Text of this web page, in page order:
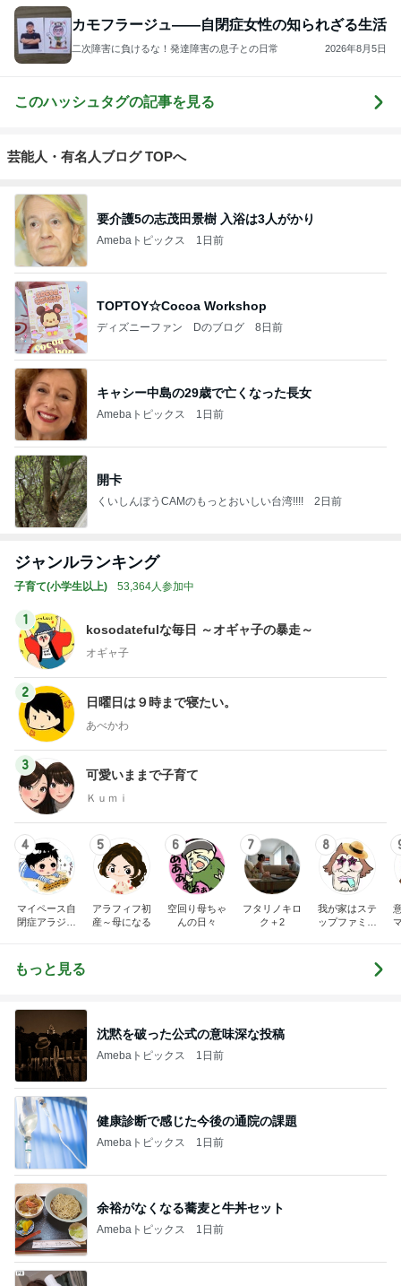
カモフラージュ――自閉症女性の知られざる生活
二次障害に負けるな！発達障害の息子との日常 2026年8月5日
このハッシュタグの記事を見る
芸能人・有名人ブログ TOPへ
要介護5の志茂田景樹 入浴は3人がかり
Amebaトピックス 1日前
TOPTOY☆Cocoa Workshop
ディズニーファン Dのブログ 8日前
キャシー中島の29歳で亡くなった長女
Amebaトピックス 1日前
開卡
くいしんぼうCAMのもっとおいしい台湾!!!! 2日前
ジャンルランキング
子育て(小学生以上) 53,364人参加中
1
kosodatefulな毎日 ～オギャ子の暴走～
オギャ子
2
日曜日は９時まで寝たい。
あべかわ
3
可愛いままで子育て
Ｋｕｍｉ
4
マイペース自
閉症アラジン
5
アラフィフ初
産～母になる
6
空回り母ちゃ
んの日々
7
フタリノキロ
ク＋2
8
我が家はステ
ップファミリ
もっと見る
沈黙を破った公式の意味深な投稿
Amebaトピックス 1日前
健康診断で感じた今後の通院の課題
Amebaトピックス 1日前
余裕がなくなる蕎麦と牛丼セット
Amebaトピックス 1日前